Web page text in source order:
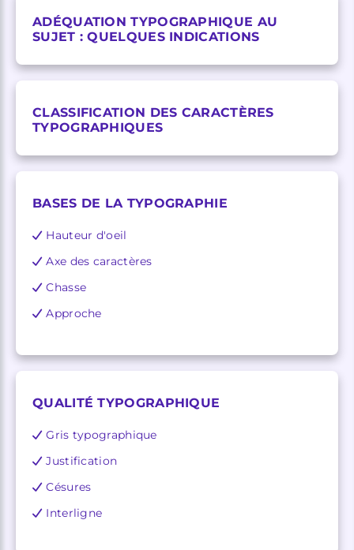
ADÉQUATION TYPOGRAPHIQUE AU
SUJET : QUELQUES INDICATIONS
CLASSIFICATION DES CARACTÈRES
TYPOGRAPHIQUES
BASES DE LA TYPOGRAPHIE
Hauteur d'oeil
Axe des caractères
Chasse
Approche
QUALITÉ TYPOGRAPHIQUE
Gris typographique
Justification
Césures
Interligne